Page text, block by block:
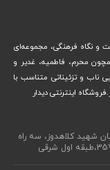
و نگاه فرهنگی، مجموعه‌ای
محرم، فاطمیه، غدیر و
ناب و تزئیناتی متناسب با
اینترنتی دیدار
شهید کلاهدوز، سه راه